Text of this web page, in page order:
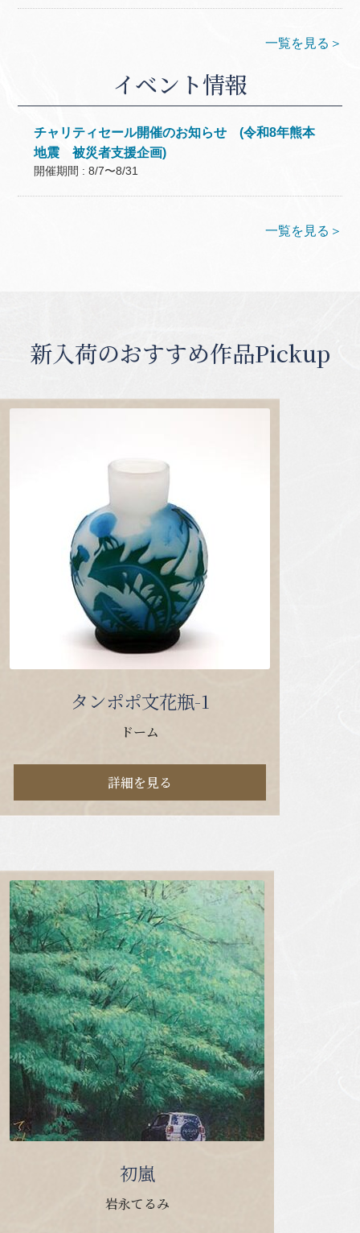
一覧を見る＞
イベント情報
チャリティセール開催のお知らせ (令和8年熊本
地震 被災者支援企画)
開催期間 : 8/7〜8/31
一覧を見る＞
新入荷のおすすめ作品Pickup
タンポポ文花瓶-1
ドーム
詳細を見る
初嵐
岩永てるみ